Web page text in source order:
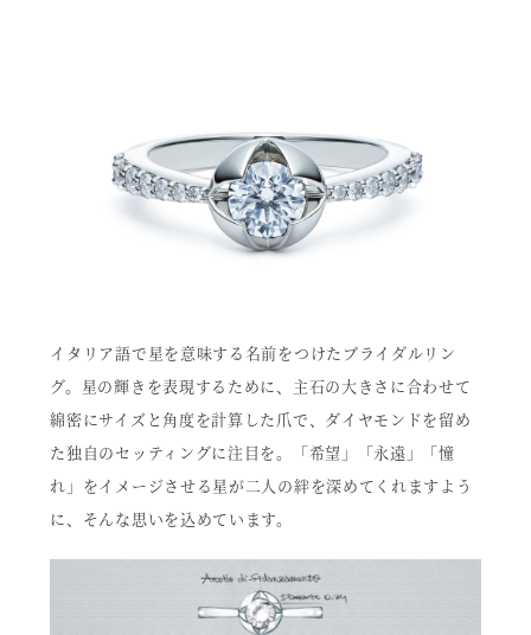
イタリア語で星を意味する名前をつけたブライダルリン
グ。星の輝きを表現するために、主石の大きさに合わせて
綿密にサイズと角度を計算した爪で、ダイヤモンドを留め
た独自のセッティングに注目を。「希望」「永遠」「憧
れ」をイメージさせる星が二人の絆を深めてくれますよう
に、そんな思いを込めています。